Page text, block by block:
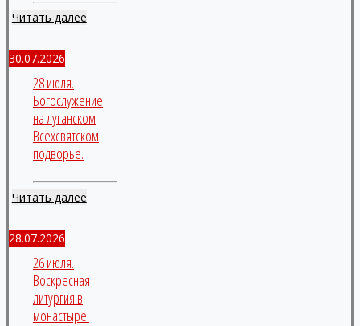
Читать далее
30.07.2026
28 июля.
Богослужение
на луганском
Всехсвятском
подворье.
Читать далее
28.07.2026
26 июля.
Воскресная
литургия в
монастыре.